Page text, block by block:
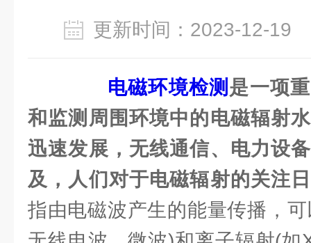
更新时间：2023-12-
电磁环境检测 是一项
和监测周围环境中的电磁辐射
迅速发展，无线通信、电力设
及，人们对于电磁辐射的关注
指由电磁波产生的能量传播，